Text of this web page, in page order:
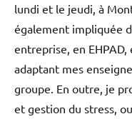
lundi et le jeudi, à
également impliquée
entreprise, en EHPAD,
adaptant mes
groupe. En outre, je
et gestion du stress,